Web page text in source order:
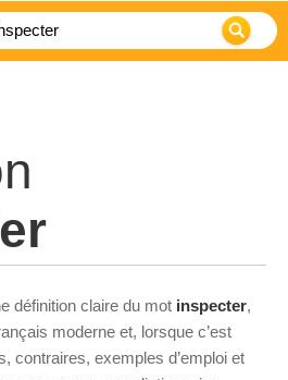
définition claire du mot inspecter,
moderne et, lorsque c’est
contraires, exemples d’emploi et